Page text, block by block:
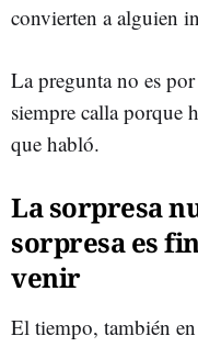
convierten a alguien
La pregunta no es
siempre calla porque
que habló.
La sorpresa
sorpresa es
venir
El tiempo, también en